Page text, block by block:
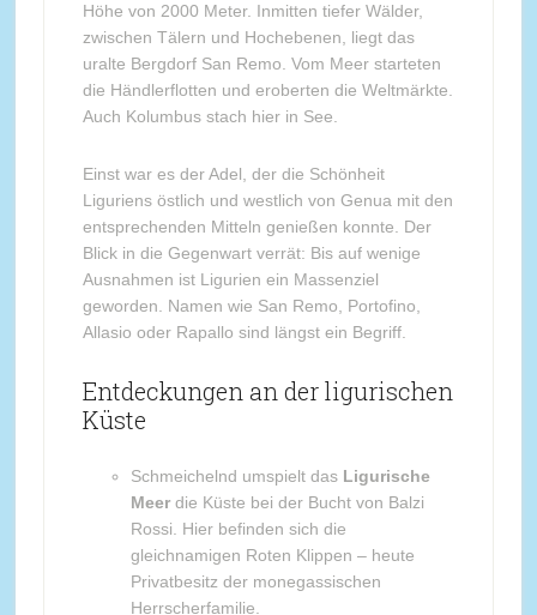
Höhe von 2000 Meter. Inmitten tiefer Wälder,
zwischen Tälern und Hochebenen, liegt das
uralte Bergdorf San Remo. Vom Meer starteten
die Händlerflotten und eroberten die Weltmärkte.
Auch Kolumbus stach hier in See.
Einst war es der Adel, der die Schönheit
Liguriens östlich und westlich von Genua mit den
entsprechenden Mitteln genießen konnte. Der
Blick in die Gegenwart verrät: Bis auf wenige
Ausnahmen ist Ligurien ein Massenziel
geworden. Namen wie San Remo, Portofino,
Allasio oder Rapallo sind längst ein Begriff.
Entdeckungen an der ligurischen
Küste
Schmeichelnd umspielt das Ligurische
Meerdie Küste bei der Bucht von Balzi
Rossi. Hier befinden sich die
gleichnamigen Roten Klippen – heute
Privatbesitz der monegassischen
Herrscherfamilie.